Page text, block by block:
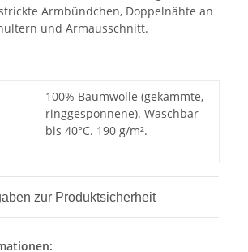
Armbündchen, Doppelnähte an
und Armausschnitt.
100% Baumwolle (gekämmte,
ringgesponnene). Waschbar
bis 40°C. 190 g/m².
zur Produktsicherheit